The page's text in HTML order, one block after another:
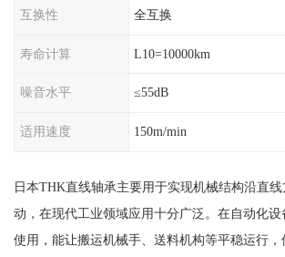
互换性 全互换
寿命计算 L10=10000km
噪音水平 ≤55dB
适用速度 150m/min
日本THK直线轴承主要用于实现机械结构沿直
动，在现代工业领域应用十分广泛。在自动化设
使用，能让搬运机械手、送料机构等平稳运行